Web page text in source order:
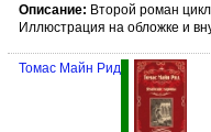
Описание: Второй роман
Иллюстрация на обложке и
Томас Майн Рид